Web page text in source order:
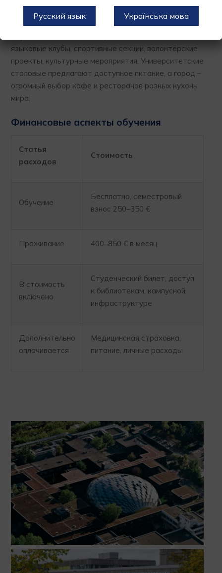
Общежитие является наиболее экономичным
вариантом.
языковые клубы, спортивные секции, волонтёрские
проекты, культурные мероприятия. Университетские
столовые предлагают доступное питание, а город –
огромный выбор кафе и ресторанов разных кухонь
мира.
Финансовые аспекты обучения
Статья
расходов
Стоимость
Обучение
Бесплатно, семестровый
взнос 250–350 €
Проживание 400–850 € в месяц
В стоимость
включено
Студенческий билет, доступ
к библиотекам, кампусной
инфраструктуре
Дополнительно
оплачивается
Медицинская страховка,
питание, личные расходы
Русский язык Українська мова